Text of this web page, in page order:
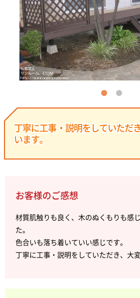
丁寧に工事・説明をしていただ
います。
お客様のご感想
材質肌触りも良く、木のぬくもりも感
た。
色合いも落ち着いていい感じです。
丁寧に工事・説明をしていただき、大